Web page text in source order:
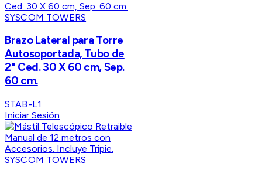
SYSCOM TOWERS
Brazo Lateral para Torre
Autosoportada, Tubo de
2" Ced. 30 X 60 cm, Sep.
60 cm.
STAB-L1
Iniciar Sesión
SYSCOM TOWERS